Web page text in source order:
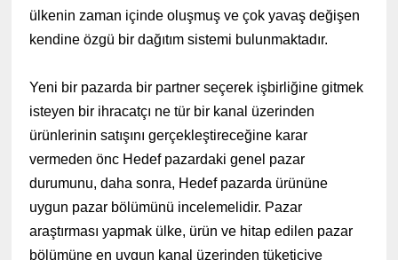
ülkenin zaman içinde oluşmuş ve çok yavaş değişen
kendine özgü bir dağıtım sistemi bulunmaktadır.
Yeni bir pazarda bir partner seçerek işbirliğine gitmek
isteyen bir ihracatçı ne tür bir kanal üzerinden
ürünlerinin satışını gerçekleştireceğine karar
vermeden önc Hedef pazardaki genel pazar
durumunu, daha sonra, Hedef pazarda ürününe
uygun pazar bölümünü incelemelidir. Pazar
araştırması yapmak ülke, ürün ve hitap edilen pazar
bölümüne en uygun kanal üzerinden tüketiciye